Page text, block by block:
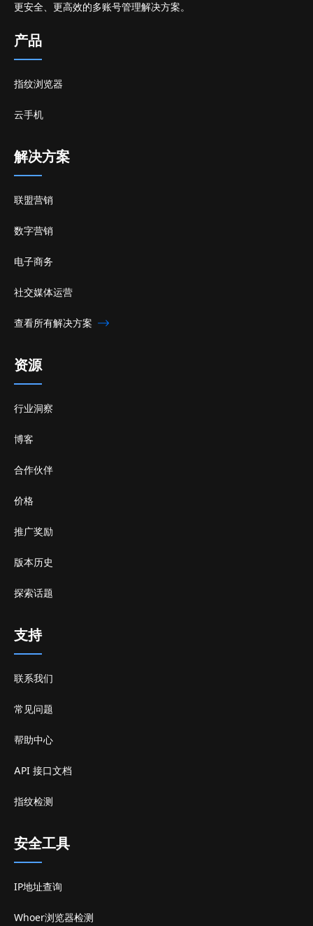
更安全、更高效的多账号管理解决方案。
产品
指纹浏览器
云手机
解决方案
联盟营销
数字营销
电子商务
社交媒体运营
查看所有解决方案
资源
行业洞察
博客
合作伙伴
价格
推广奖励
版本历史
探索话题
支持
联系我们
常见问题
帮助中心
API 接口文档
指纹检测
安全工具
IP地址查询
Whoer浏览器检测